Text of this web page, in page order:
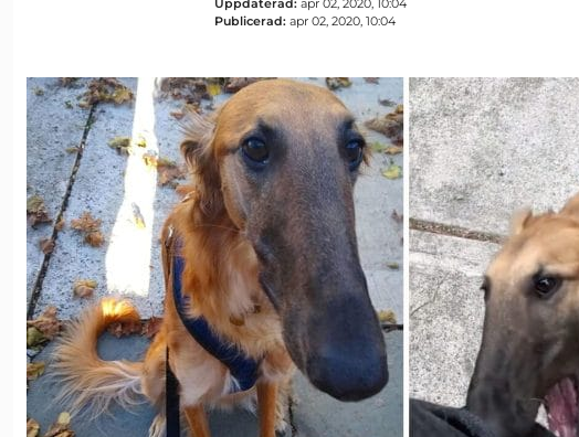
Uppdaterad: apr 02, 2020, 10:04
Publicerad: apr 02, 2020, 10:04